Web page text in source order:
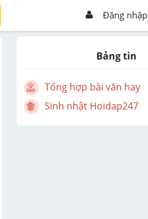
Đăng nhập
Bảng tin
Tổng hợp bài văn hay
Sinh nhật Hoidap247